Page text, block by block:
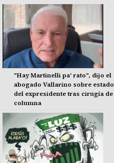
"Hay Martinelli pa' rato", dijo el
abogado Vallarino sobre estado
del expresidente tras cirugía de
columna